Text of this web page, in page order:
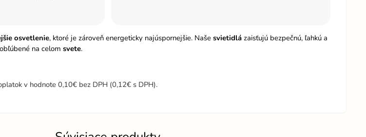
osvetlenie, ktoré je zároveň energeticky najúspornejšie. Naše svietidlázaisťujú bezpečnú, ľahkú a
na celom svete.
v hodnote 0,10€ bez DPH (0,12€ s DPH).